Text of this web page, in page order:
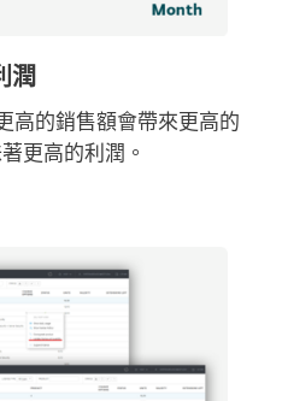
潤
高的銷售額會帶來更高的
更高的利潤。